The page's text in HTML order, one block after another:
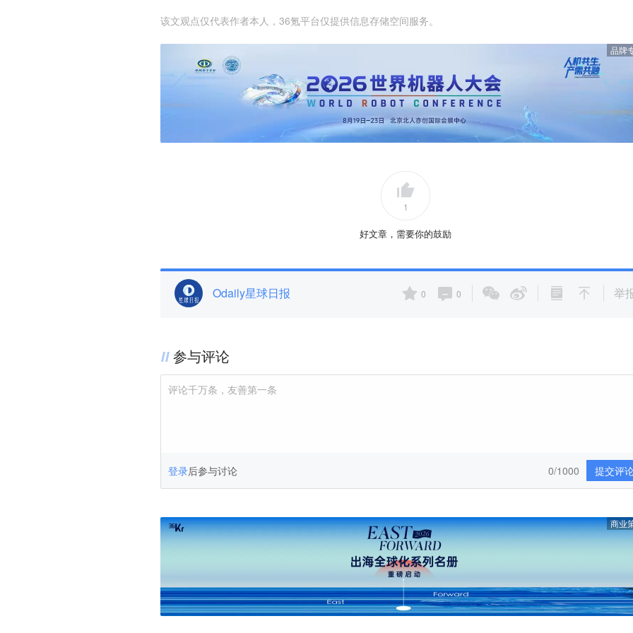
该文观点仅代表作者本人，36氪平台仅提供信息存储空间服务。
品牌
1
好文章，需要你的鼓励
Odaily星球日报 0 0 举
参与评论
评论千万条，友善第一条
登录后参与讨论 提交评
0/1000
商业